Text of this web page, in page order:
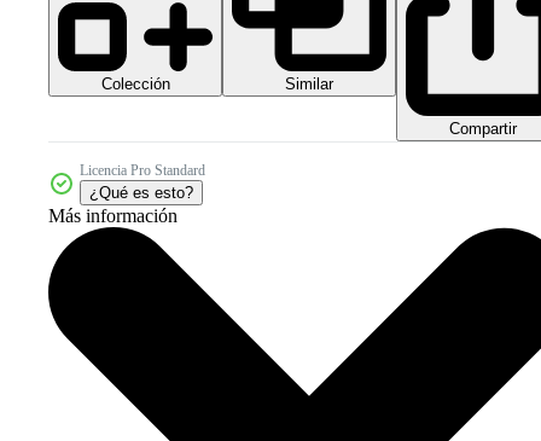
Colección Similar
Compartir
Licencia Pro Standard
¿Qué es esto?
Más información